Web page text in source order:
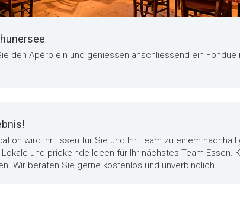
den Apéro ein und geniessen anschliessend ein
wird Ihr Essen für Sie und Ihr Team zu einem
und prickelnde Ideen für Ihr nächstes Team-Essen.
Wir beraten Sie gerne kostenlos und unverbindlich.